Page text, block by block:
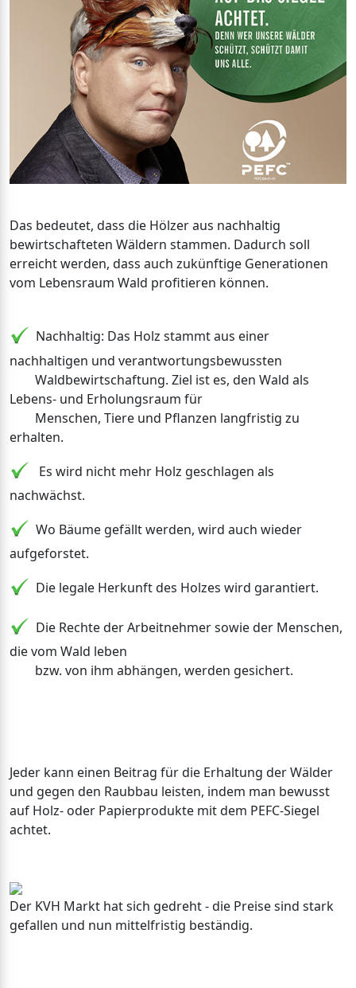
Das bedeutet, dass die Hölzer aus nachhaltig
bewirtschafteten Wäldern stammen. Dadurch soll
erreicht werden, dass auch zukünftige Generationen
vom Lebensraum Wald profitieren können.
Nachhaltig: Das Holz stammt aus einer
nachhaltigen und verantwortungsbewussten
Waldbewirtschaftung. Ziel ist es, den Wald als
Lebens- und Erholungsraum für
Menschen, Tiere und Pflanzen langfristig zu
erhalten.
Es wird nicht mehr Holz geschlagen als
nachwächst.
Wo Bäume gefällt werden, wird auch wieder
aufgeforstet.
Die legale Herkunft des Holzes wird garantiert.
Die Rechte der Arbeitnehmer sowie der Menschen,
die vom Wald leben
bzw. von ihm abhängen, werden gesichert.
Jeder kann einen Beitrag für die Erhaltung der Wälder
und gegen den Raubbau leisten, indem man bewusst
auf Holz- oder Papierprodukte mit dem PEFC-Siegel
achtet.
Der KVH Markt hat sich gedreht - die Preise sind stark
gefallen und nun mittelfristig beständig.